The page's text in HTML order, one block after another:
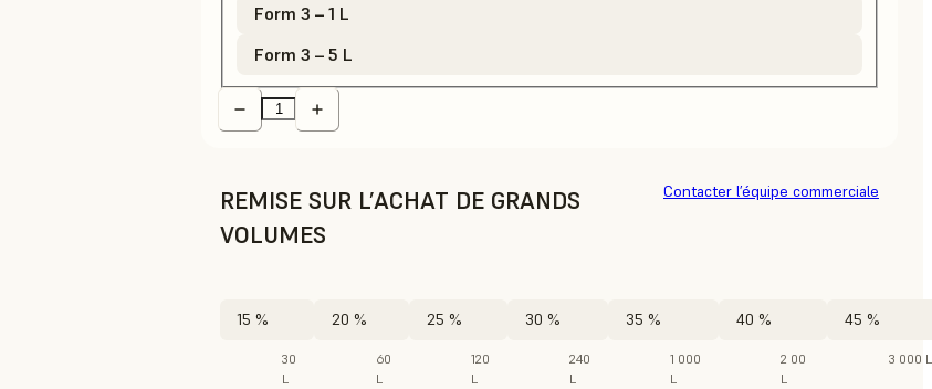
Form 3 – 1 L
Form 3 – 5 L
REMISE SUR L’ACHAT DE GRANDS
VOLUMES
15 %
30
L
20 %
60
L
25 %
120
L
30 %
240
L
35 %
1 000
L
40 %
2 00
L
45 %
3 000 L
Contacter l’équipe commerciale